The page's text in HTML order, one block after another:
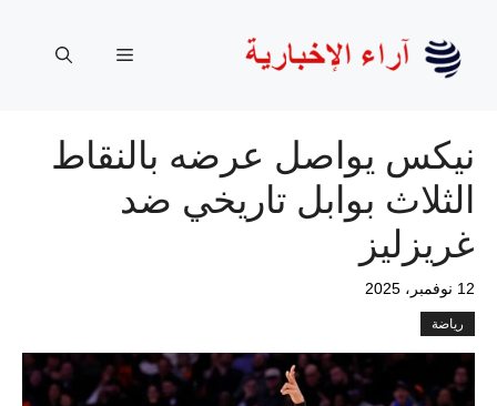
المحتوى
القائمة
نيكس يواصل عرضه بالنقاط
الثلاث بوابل تاريخي ضد
غريزليز
12 نوفمبر، 2025
رياضة